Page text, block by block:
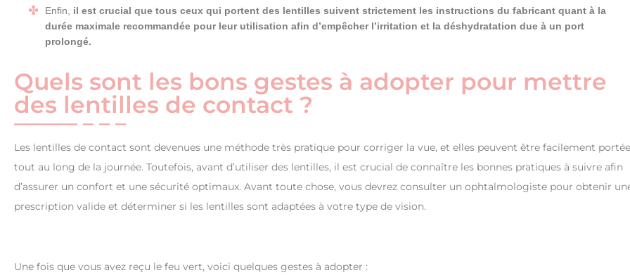
Enfin,
il est crucial que tous ceux qui portent des lentilles suivent strictement les instructions du fabricant quant à la
durée maximale recommandée pour leur utilisation afin d’empêcher l’irritation et la déshydratation due à un port
prolongé.
Quels sont les bons gestes à adopter pour mettre
des lentilles de contact ?
Les lentilles de contact sont devenues une méthode très pratique pour corriger la vue, et elles peuvent être facilement
tout au long de la journée. Toutefois, avant d’utiliser des lentilles, il est crucial de connaître les bonnes pratiques à suivre afin
d’assurer un confort et une sécurité optimaux. Avant toute chose, vous devrez consulter un ophtalmologiste pour obtenir
prescription valide et déterminer si les lentilles sont adaptées à votre type de vision.
Une fois que vous avez reçu le feu vert, voici quelques gestes à adopter :